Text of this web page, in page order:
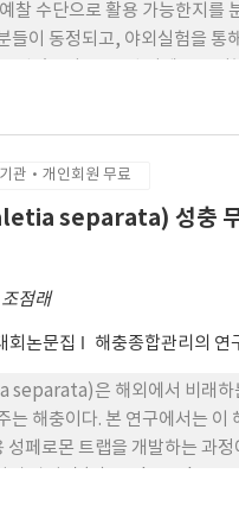
찰 수단으로 활용 가능한지를
들이 동정되고, 야외실험을 통
었다. 일부 종에 대해서는 최
관·개인회원 무료
separata) 성충 무
조점래
회논문집 해충종합관리의 연
은 해외에서 비래하
는 해충이다. 본 연구에서는
성페로몬 트랩을 개발하는 과
hexadecenal과 (Z)-9-